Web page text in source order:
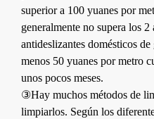
superior a 100 yuanes por
generalmente no supera los
antideslizantes domésticos
menos 50 yuanes por metro
unos pocos meses.
③Hay muchos métodos de
limpiarlos. Según los